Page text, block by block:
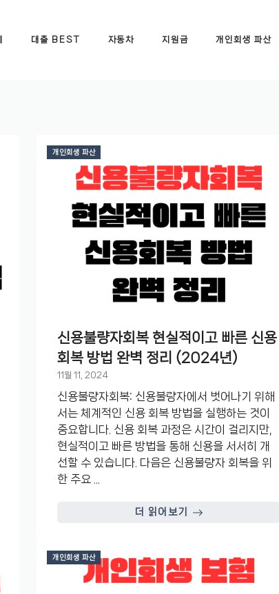
대출 BEST 자동차 지원금 개인회생 파산
개인회생 파산
신용불량자회복 현실적이고 빠른 신용
회복 방법 완벽 정리 (2024년)
11월 11, 2024
신용불량자회복: 신용불량자에서 벗어나기 위해
서는 체계적인 신용 회복 방법을 실행하는 것이
중요합니다. 신용 회복 과정은 시간이 걸리지만,
현실적이고 빠른 방법을 통해 신용을 서서히 개
선할 수 있습니다. 다음은 신용불량자 회복을 위
한 주요 ...
더 읽어보기
개인회생 파산